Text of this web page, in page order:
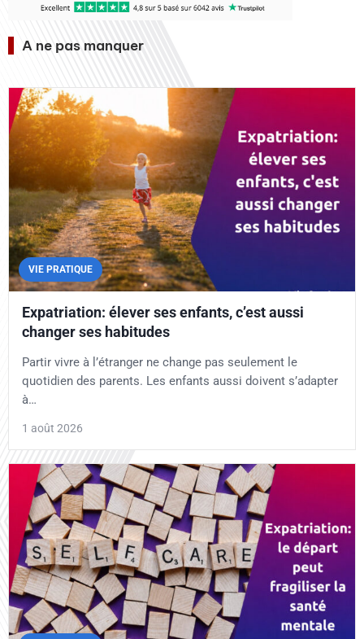
A ne pas manquer
VIE PRATIQUE
Expatriation: élever ses enfants, c’est aussi
changer ses habitudes
Partir vivre à l’étranger ne change pas seulement le
quotidien des parents. Les enfants aussi doivent s’adapter
à…
1 août 2026